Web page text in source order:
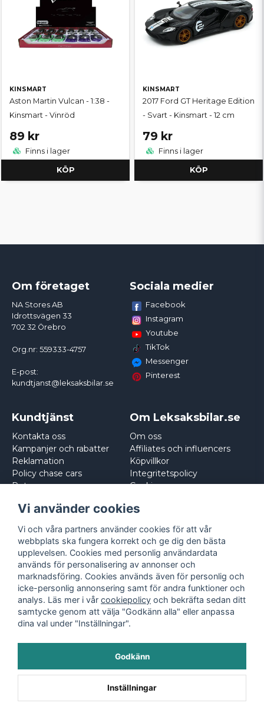
KINSMART
Aston Martin Vulcan - 1:38 -
Kinsmart - Vinröd
89 kr
Finns i lager
KÖP
KINSMART
2017 Ford GT Heritage Edition
- Svart - Kinsmart - 12 cm
79 kr
Finns i lager
KÖP
Om företaget
NA Stores AB
Idrottsvägen 33
702 32 Örebro
Org.nr: 559333-4757
E-post:
kundtjanst@leksaksbilar.se
Sociala medier
Facebook
Instagram
Youtube
TikTok
Messenger
Pinterest
Kundtjänst
Kontakta oss
Kampanjer och rabatter
Reklamation
Policy chase cars
Returnera
Om Leksaksbilar.se
Om oss
Affiliates och influencers
Köpvillkor
Integritetspolicy
Cookies
Vi använder cookies
Vi och våra partners använder cookies för att vår
webbplats ska fungera korrekt och ge dig den bästa
upplevelsen. Cookies med personlig användardata
används för personalisering av annonser och
marknadsföring. Cookies används även för personlig och
icke-personlig annonsering samt för andra funktioner och
analys. Läs mer i vår cookiepolicy och bekräfta sedan ditt
samtycke genom att välja "Godkänn alla" eller anpassa
dina val under "Inställningar".
Godkänn
Inställningar